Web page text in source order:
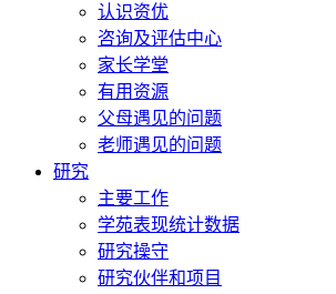
认识资优
咨询及评估中心
家长学堂
有用资源
父母遇见的问题
老师遇见的问题
研究
主要工作
学苑表现统计数据
研究操守
研究伙伴和项目